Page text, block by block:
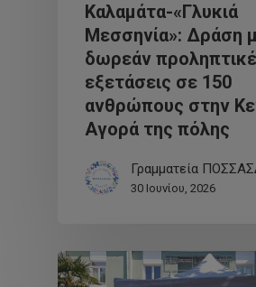
Καλαμάτα-«Γλυκιά
Μεσσηνία»: Δράση
δωρεάν
εξετάσεις σε 150
ανθρώπους στην
Αγορά της πόλης
Γραμματεία
30 Ιουνίου, 2026